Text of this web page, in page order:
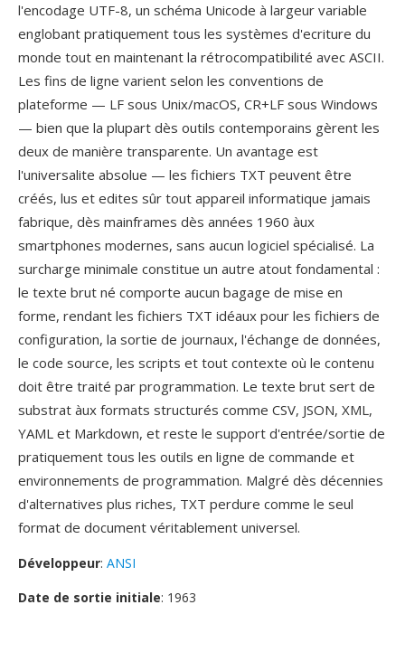
l'encodage UTF-8, un schéma Unicode à largeur variable
englobant pratiquement tous les systèmes d'ecriture du
monde tout en maintenant la rétrocompatibilité avec ASCII.
Les fins de ligne varient selon les conventions de
plateforme — LF sous Unix/macOS, CR+LF sous Windows
— bien que la plupart dès outils contemporains gèrent les
deux de manière transparente. Un avantage est
l'universalite absolue — les fichiers TXT peuvent être
créés, lus et edites sûr tout appareil informatique jamais
fabrique, dès mainframes dès années 1960 àux
smartphones modernes, sans aucun logiciel spécialisé. La
surcharge minimale constitue un autre atout fondamental :
le texte brut né comporte aucun bagage de mise en
forme, rendant les fichiers TXT idéaux pour les fichiers de
configuration, la sortie de journaux, l'échange de données,
le code source, les scripts et tout contexte où le contenu
doit être traité par programmation. Le texte brut sert de
substrat àux formats structurés comme CSV, JSON, XML,
YAML et Markdown, et reste le support d'entrée/sortie de
pratiquement tous les outils en ligne de commande et
environnements de programmation. Malgré dès décennies
d'alternatives plus riches, TXT perdure comme le seul
format de document véritablement universel.
Développeur: ANSI
Date de sortie initiale: 1963